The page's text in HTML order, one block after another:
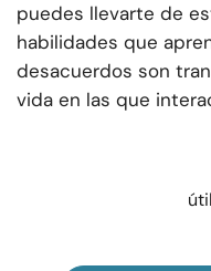
puedes llevarte de
habilidades que
desacuerdos son
vida en las que